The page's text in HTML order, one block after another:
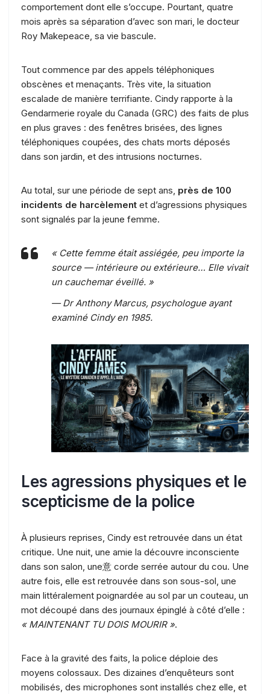
comportement dont elle s’occupe. Pourtant, quatre
mois après sa séparation d’avec son mari, le docteur
Roy Makepeace, sa vie bascule.
Tout commence par des appels téléphoniques
obscènes et menaçants. Très vite, la situation
escalade de manière terrifiante. Cindy rapporte à la
Gendarmerie royale du Canada (GRC) des faits de plus
en plus graves : des fenêtres brisées, des lignes
téléphoniques coupées, des chats morts déposés
dans son jardin, et des intrusions nocturnes.
Au total, sur une période de sept ans, près de 100
incidents de harcèlement et d’agressions physiques
sont signalés par la jeune femme.
« Cette femme était assiégée, peu importe la
source — intérieure ou extérieure… Elle vivait
un cauchemar éveillé. »
—Dr Anthony Marcus, psychologue ayant
examiné Cindy en 1985.
Les agressions physiques et le
scepticisme de la police
À plusieurs reprises, Cindy est retrouvée dans un état
critique. Une nuit, une amie la découvre inconsciente
dans son salon, une意 corde serrée autour du cou. Une
autre fois, elle est retrouvée dans son sous-sol, une
main littéralement poignardée au sol par un couteau, un
mot découpé dans des journaux épinglé à côté d’elle :
« MAINTENANT TU DOIS MOURIR ».
Face à la gravité des faits, la police déploie des
moyens colossaux. Des dizaines d’enquêteurs sont
mobilisés, des microphones sont installés chez elle, et